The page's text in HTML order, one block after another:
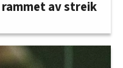
av streik